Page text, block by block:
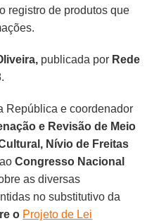
registro de produtos que
publicada por Rede
República e coordenador
e Revisão de Meio
Nívio de Freitas
aoCongresso Nacional
as diversas
no substitutivo da
o Projeto de Lei